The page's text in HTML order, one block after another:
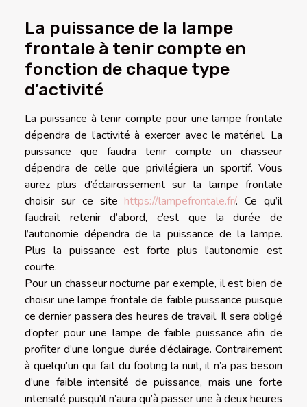
La puissance de la lampe
frontale à tenir compte en
fonction de chaque type
d’activité
La puissance à tenir compte pour une lampe frontale
dépendra de l’activité à exercer avec le matériel. La
puissance que faudra tenir compte un chasseur
dépendra de celle que privilégiera un sportif. Vous
aurez plus d’éclaircissement sur la lampe frontale
choisir sur ce site https://lampefrontale.fr/. Ce qu’il
faudrait retenir d’abord, c’est que la durée de
l’autonomie dépendra de la puissance de la lampe.
Plus la puissance est forte plus l’autonomie est
courte.
Pour un chasseur nocturne par exemple, il est bien de
choisir une lampe frontale de faible puissance puisque
ce dernier passera des heures de travail. Il sera obligé
d’opter pour une lampe de faible puissance afin de
profiter d’une longue durée d’éclairage. Contrairement
à quelqu’un qui fait du footing la nuit, il n’a pas besoin
d’une faible intensité de puissance, mais une forte
intensité puisqu’il n’aura qu’à passer une à deux heures